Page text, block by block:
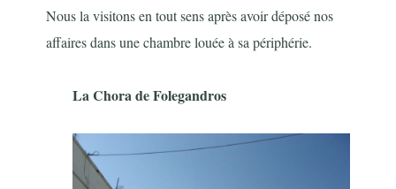
Nous la visitons en tout sens après avoir déposé nos
affaires dans une chambre louée à sa périphérie.
La Chora de Folegandros